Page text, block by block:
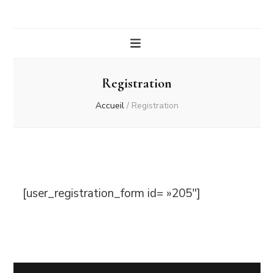
Registration
Accueil / Registration
[user_registration_form id= »205″]